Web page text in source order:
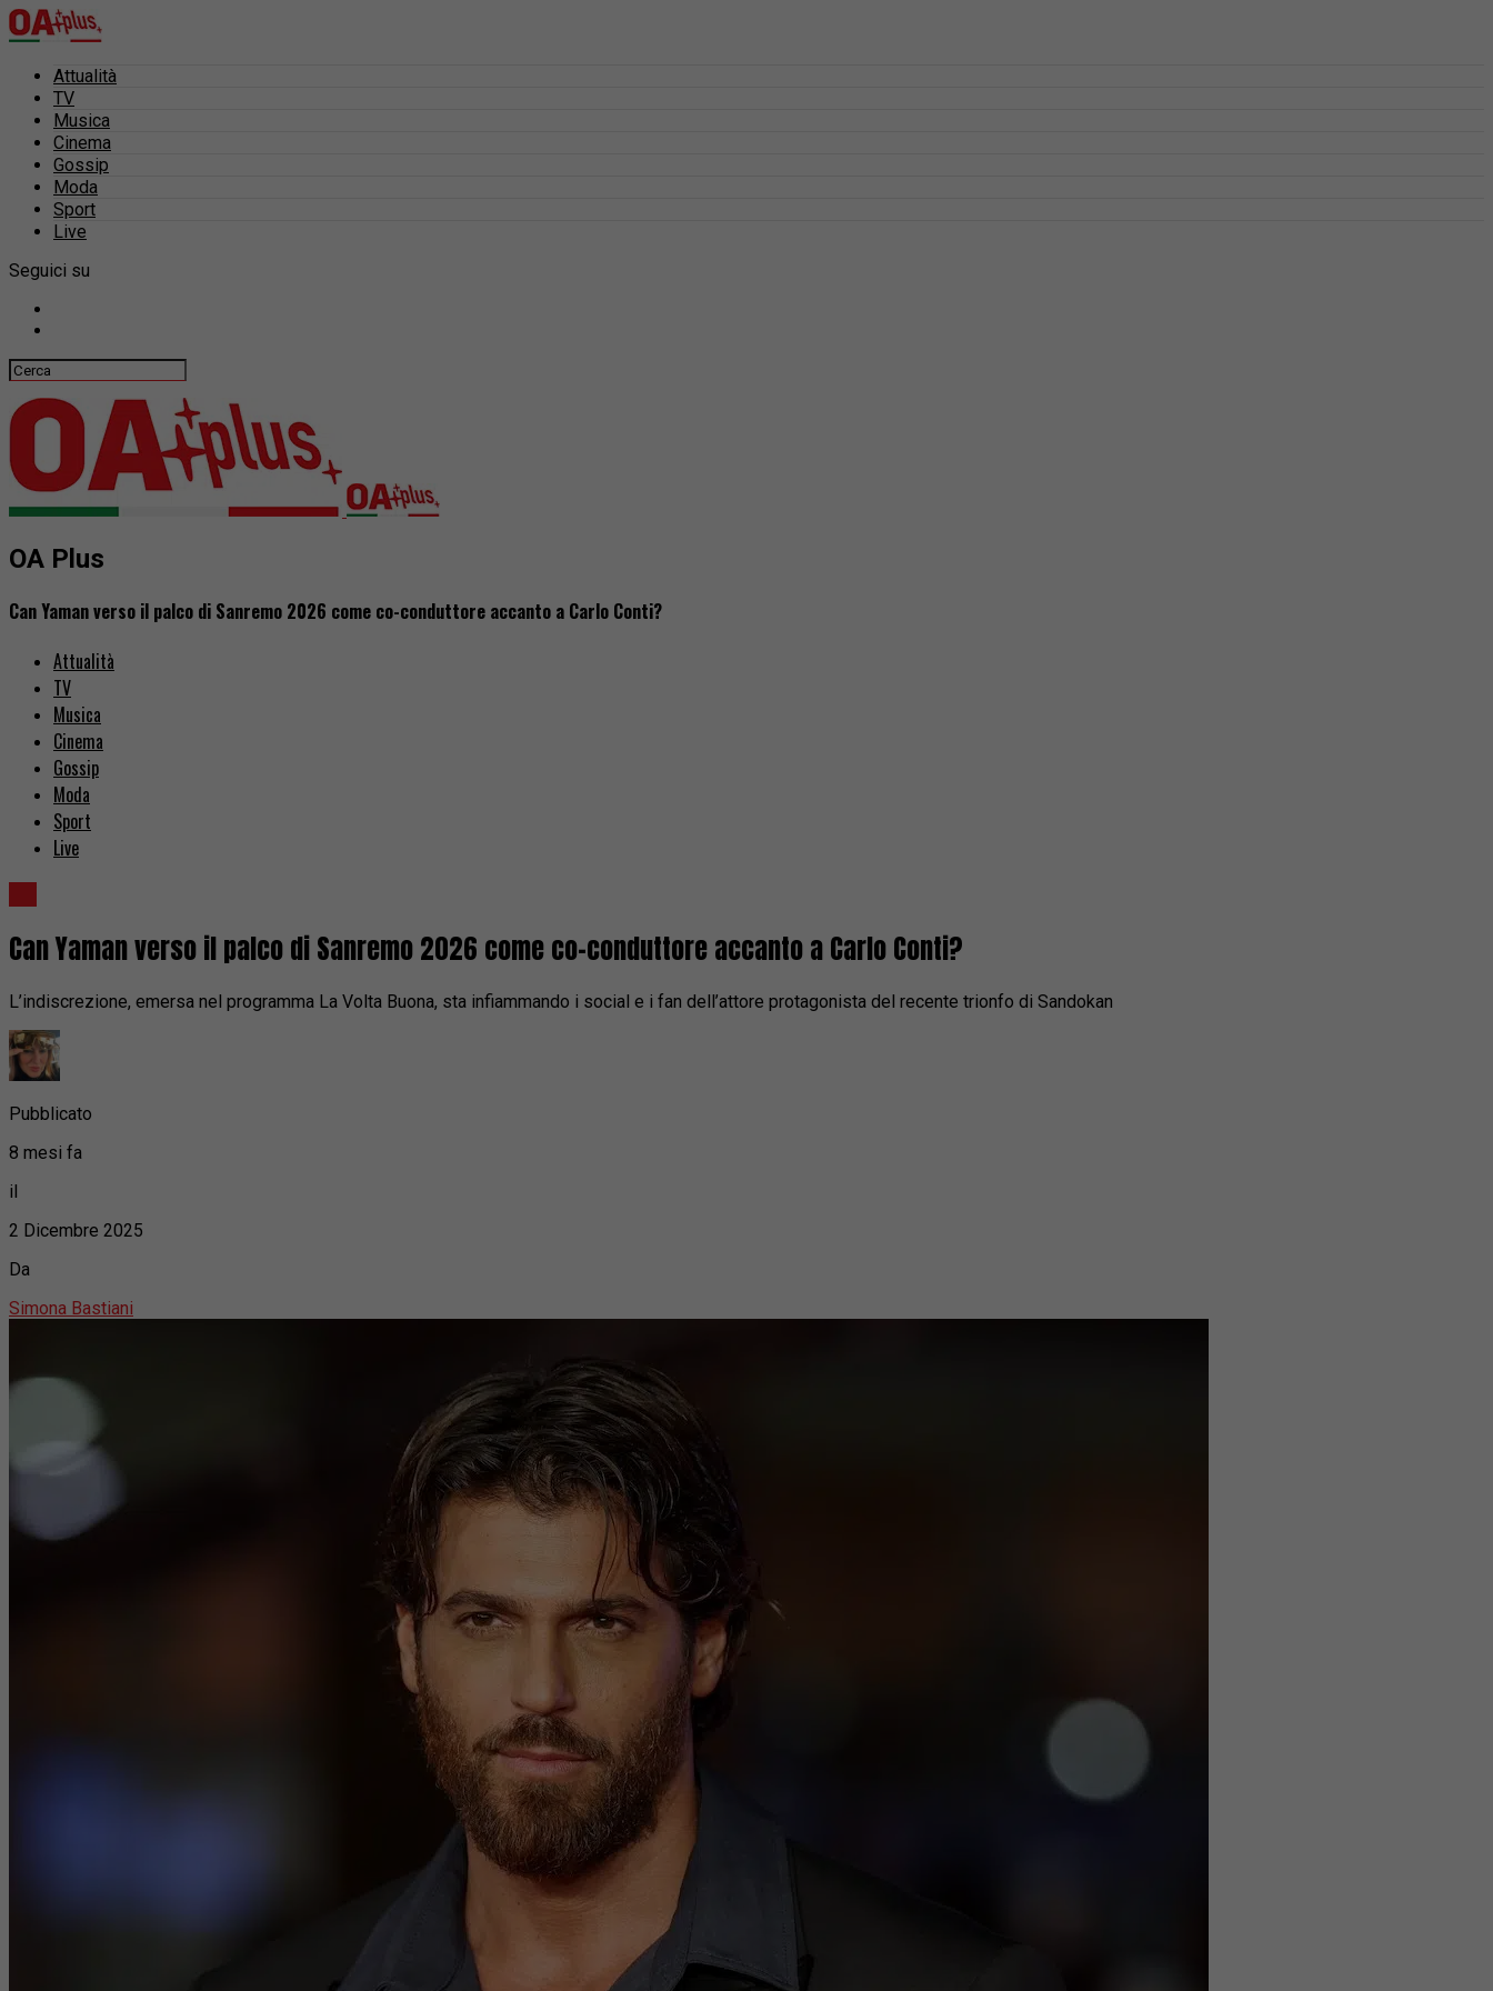
Attualità
TV
Musica
Cinema
Gossip
Moda
Sport
Live
Seguici su
OA Plus
Can Yaman verso il palco di Sanremo 2026 come co-conduttore accanto a Carlo Conti?
Attualità
TV
Musica
Cinema
Gossip
Moda
Sport
Live
Can Yaman verso il palco di Sanremo 2026 come co-conduttore accanto a Carlo Conti?
L’indiscrezione, emersa nel programma La Volta Buona, sta infiammando i social e i fan dell’attore protagonista del recente trionfo di Sandokan
Pubblicato
8 mesi fa
il
2 Dicembre 2025
Da
Simona Bastiani